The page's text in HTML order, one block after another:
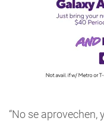
“No se aprovechen,